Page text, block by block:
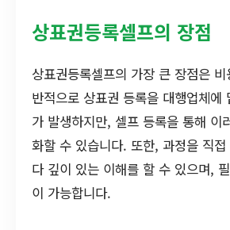
상표권등록셀프의 장점
상표권등록셀프의 가장 큰 장점은
반적으로 상표권 등록을 대행업체에
가 발생하지만, 셀프 등록을 통해 이
화할 수 있습니다. 또한, 과정을 직
다 깊이 있는 이해를 할 수 있으며,
이 가능합니다.